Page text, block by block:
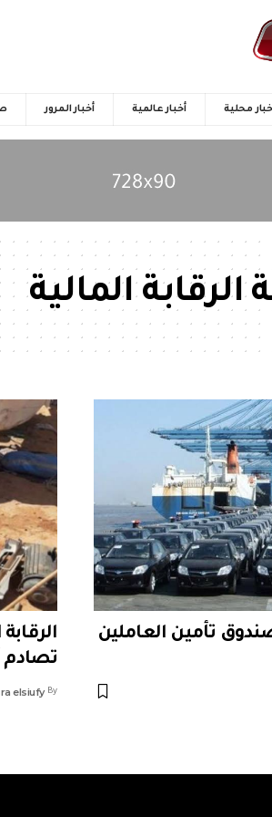
محلية أخبار عالمية أخبار المرور
الرقابة المالية
تأمين العاملين
تصادم
By
elsiufy